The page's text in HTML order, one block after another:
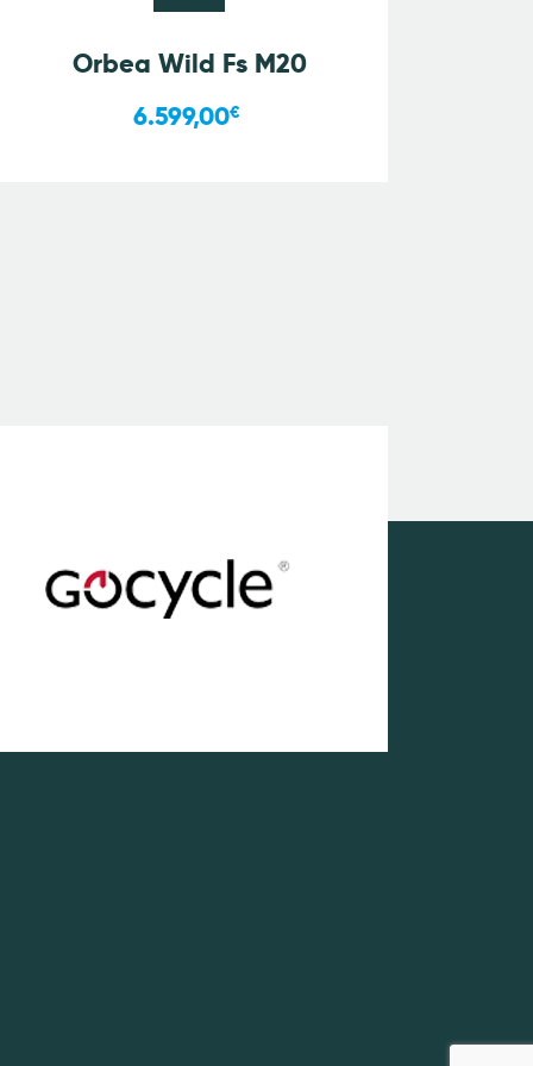
Orbea Wild Fs M20
6.599,00€